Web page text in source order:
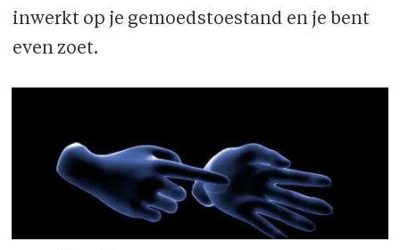
inwerkt op je gemoedstoestand en je bent
even zoet.